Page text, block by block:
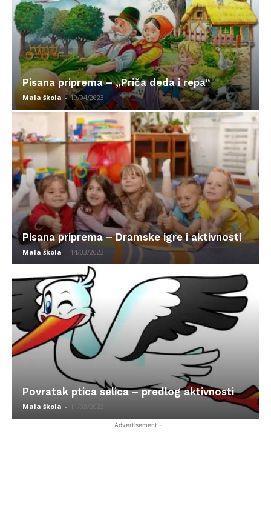
Pisana priprema – „Priča deda i repa“
Mala škola - 19/04/2023
Pisana priprema – Dramske igre i aktivnosti
Mala škola - 14/03/2023
Povratak ptica selica – predlog aktivnosti
Mala škola - 11/03/2023
- Advertisement -